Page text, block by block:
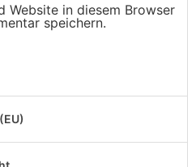
Website in diesem Browser
speichern.